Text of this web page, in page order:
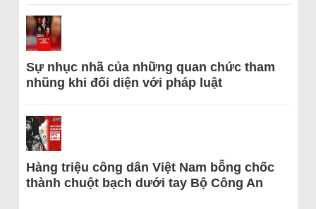
Sự nhục nhã của những quan chức tham
nhũng khi đối diện với pháp luật
Hàng triệu công dân Việt Nam bỗng chốc
thành chuột bạch dưới tay Bộ Công An